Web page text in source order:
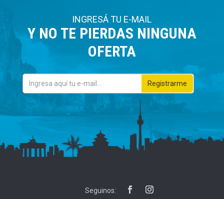
INGRESÁ TU E-MAIL
Y NO TE PIERDAS NINGUNA
OFERTA
email
Seguinos: